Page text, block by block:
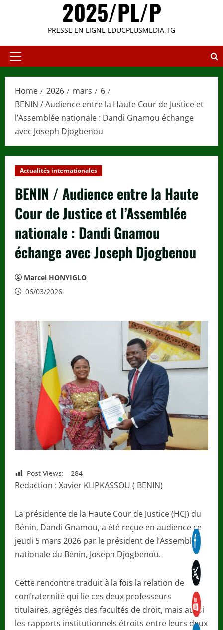
2025/PL/P
PRESSE EN LIGNE EDUCPLUSMEDIA.TG
Primary
Home 2026 mars
6
BENIN / Audience entre la Haute Cour de Justice et
l’Assemblée nationale : Dandi Gnamou échange
avec Joseph Djogbenou
Actualités internationales
BENIN / Audience entre la Haute
Cour de Justice et l’Assemblée
nationale : Dandi Gnamou
échange avec Joseph Djogbenou
Marcel HONYIGLO
06/03/2026
Post Views: 284
Redaction : Xavier KLIPKASSOU ( BENIN)
La présidente de la Haute Cour de Justice (HCJ) du
Bénin, Dandi Gnamou, a été reçue en audience ce
jeudi 5 mars 2026 par le président de l’Assemblée
nationale du Bénin, Joseph Djogbenou.
Cette rencontre traduit à la fois la relation de
confraternité qui lie ces deux professeurs
titulaires, agrégés des facultés de droit, mais aussi
les rapports institutionnels étroits entre leurs deux